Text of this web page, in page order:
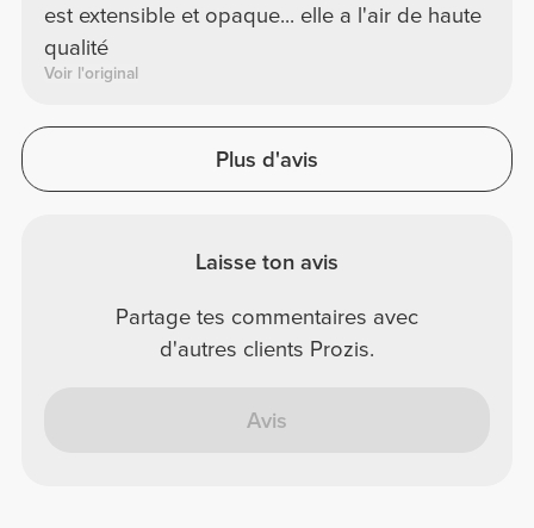
est extensible et opaque... elle a l'air de haute
qualité
Voir l'original
Plus d'avis
Laisse ton avis
Partage tes commentaires avec
d'autres clients Prozis.
Avis